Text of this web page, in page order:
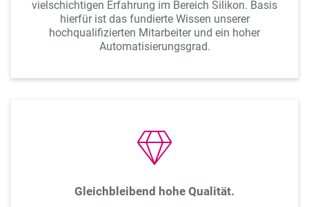
vielschichtigen Erfahrung im Bereich Silikon. Basis
hierfür ist das fundierte Wissen unserer
hochqualifizierten Mitarbeiter und ein hoher
Automatisierungsgrad.
Gleichbleibend hohe Qualität.